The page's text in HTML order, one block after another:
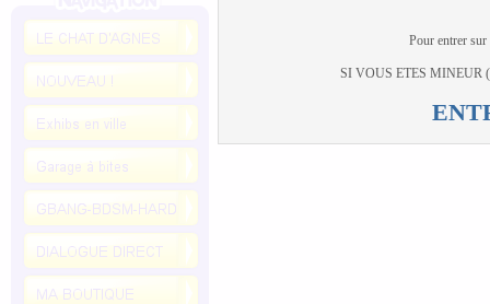
Pour entrer
SI VOUS ETES MINEUR